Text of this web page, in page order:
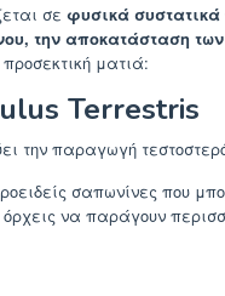
σε φυσικά συστατικά
την αποκατάσταση
ματιά:
Terrestris
την παραγωγή
σαπωνίνες που
όρχεις να παράγουν